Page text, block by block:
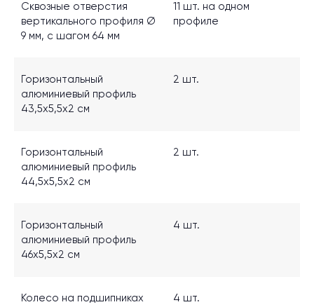
Сквозные отверстия
вертикального профиля Ø
9 мм, с шагом 64 мм
11 шт. на одном
профиле
Горизонтальный
алюминиевый профиль
43,5х5,5х2 см
2 шт.
Горизонтальный
алюминиевый профиль
44,5х5,5х2 см
2 шт.
Горизонтальный
алюминиевый профиль
46х5,5х2 см
4 шт.
Колесо на подшипниках
4 шт.
+7 (981) 701-49-70
info@sensedisc.ru
Поддержка клиентов
Получить брошюру